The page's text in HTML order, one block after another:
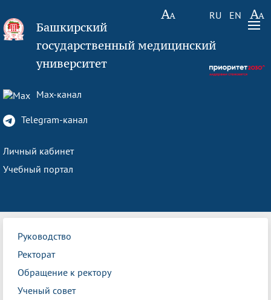
RU EN
Башкирский
государственный медицинский
университет
Max-канал
Telegram-канал
Личный кабинет
Учебный портал
Руководство
Ректорат
Обращение к ректору
Ученый совет